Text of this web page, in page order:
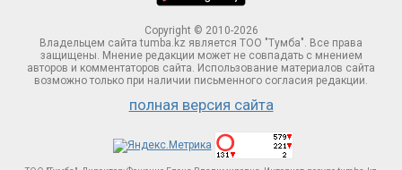
Copyright © 2010-2026
Владельцем сайта tumba.kz является ТОО "Тумба". Все права
защищены. Мнение редакции может не совпадать с мнением
авторов и комментаторов сайта. Использование материалов сайта
возможно только при наличии письменного согласия редакции.
полная версия сайта